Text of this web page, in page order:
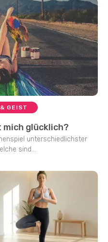
GEIST
mich glücklich?
unterschiedlichster
sind...